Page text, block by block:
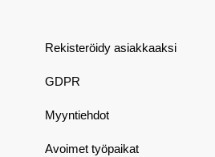
Rekisteröidy asiakkaaksi
GDPR
Myyntiehdot
Avoimet työpaikat